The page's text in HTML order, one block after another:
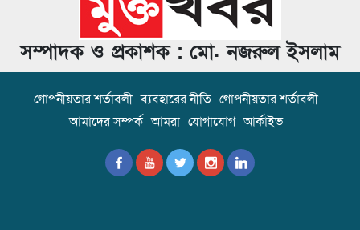
সম্পাদক ও প্রকাশক : মো. নজরুল ইসলাম
গোপনীয়তার শর্তাবলী ব্যবহারের নীতি গোপনীয়তার শর্তাবলী
আমাদের সম্পর্ক আমরা যোগাযোগ আর্কাইভ